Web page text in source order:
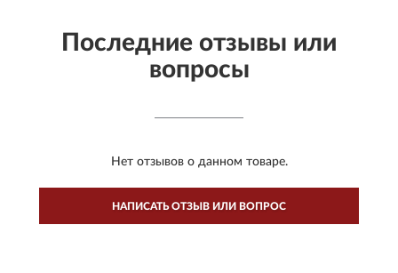
Последние отзывы или
вопросы
Нет отзывов о данном товаре.
НАПИСАТЬ ОТЗЫВ ИЛИ ВОПРОС